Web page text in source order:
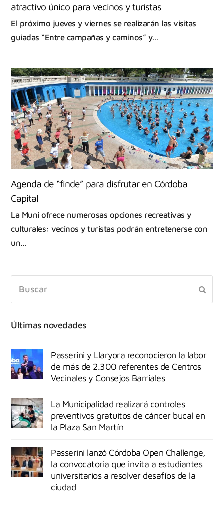
atractivo único para vecinos y turistas
El próximo jueves y viernes se realizarán las visitas
guiadas “Entre campañas y caminos” y…
Agenda de “finde” para disfrutar en Córdoba
Capital
La Muni ofrece numerosas opciones recreativas y
culturales: vecinos y turistas podrán entretenerse con
un…
Últimas novedades
Passerini y Llaryora reconocieron la labor
de más de 2.300 referentes de Centros
Vecinales y Consejos Barriales
La Municipalidad realizará controles
preventivos gratuitos de cáncer bucal en
la Plaza San Martín
Passerini lanzó Córdoba Open Challenge,
la convocatoria que invita a estudiantes
universitarios a resolver desafíos de la
ciudad